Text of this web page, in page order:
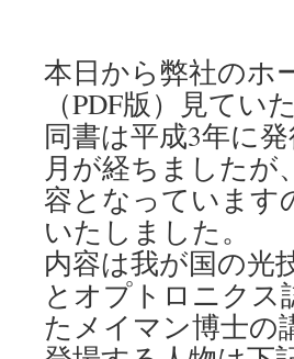
本日から弊社のホ
（PDF版）見て
同書は平成3年に
月が経ちましたが
容となっています
いたしました。
内容は我が国の光
とオプトロニクス
たメイマン博士の